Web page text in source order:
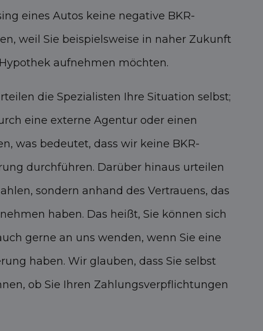
eines Autos keine negative BKR-
weil Sie beispielsweise in naher Zukunft
aufnehmen möchten.
die Spezialisten Ihre Situation selbst;
eine externe Agentur oder einen
was bedeutet, dass wir keine BKR-
durchführen. Darüber hinaus urteilen
sondern anhand des Vertrauens, das
haben. Das heißt, Sie können sich
gerne an uns wenden, wenn Sie eine
haben. Wir glauben, dass Sie selbst
ob Sie Ihren Zahlungsverpflichtungen